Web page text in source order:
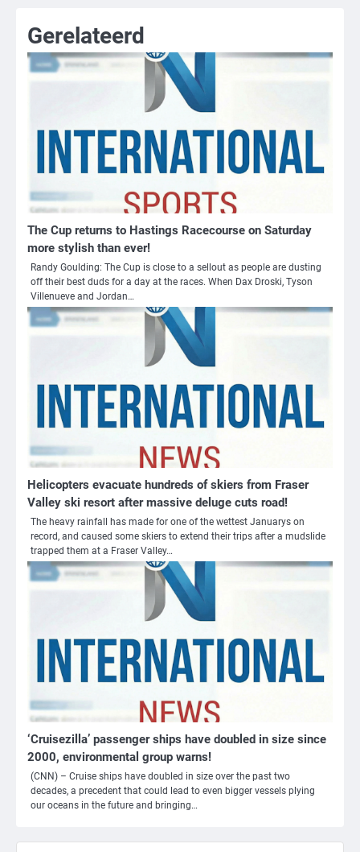
Gerelateerd
The Cup returns to Hastings Racecourse on Saturday
more stylish than ever!
Randy Goulding: The Cup is close to a sellout as people are dusting
off their best duds for a day at the races. When Dax Droski, Tyson
Villenueve and Jordan…
Helicopters evacuate hundreds of skiers from Fraser
Valley ski resort after massive deluge cuts road!
The heavy rainfall has made for one of the wettest Januarys on
record, and caused some skiers to extend their trips after a mudslide
trapped them at a Fraser Valley…
‘Cruisezilla’ passenger ships have doubled in size since
2000, environmental group warns!
(CNN) – Cruise ships have doubled in size over the past two
decades, a precedent that could lead to even bigger vessels plying
our oceans in the future and bringing…
Nick Reiner, zoon van regisseur Rob
Ms. Army Girl
4